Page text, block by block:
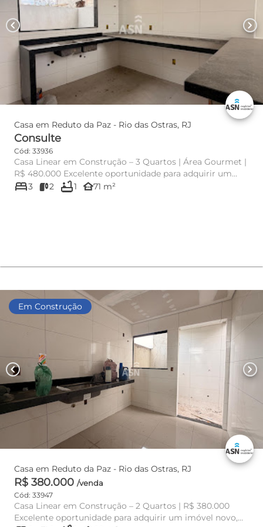
chevron_left chevron_right
Casa em Reduto da Paz - Rio das Ostras, RJ
Consulte
Cód: 33936
Casa Linear em Construção – 3 Quartos | Área Gourmet |
R$ 480.000 Excelente oportunidade para adquirir um
imóvel novo, ...
bed3 2 bathtub1 other_houses71 m²
Em Construção
chevron_left chevron_right
Casa em Reduto da Paz - Rio das Ostras, RJ
R$ 380.000 /venda
Cód: 33947
Casa Linear em Construção – 2 Quartos | R$ 380.000
Excelente oportunidade para adquirir um imóvel novo,